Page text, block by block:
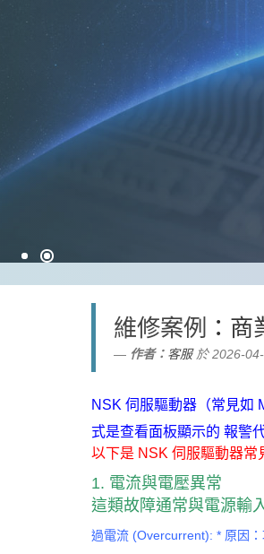
維修案例 ：
作者： 客服於 2026-
NSK 伺服驅動器（常見如
式是查看面板顯示的 報警
以下是 NSK 伺服驅動器常
1. 電流與電壓異常
這類故障通常與電源輸
過電流 (Overcurrent): * 原因